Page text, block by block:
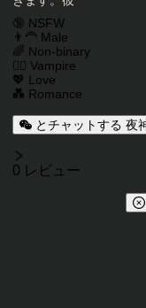
キャラクタータ
🔞 NSFW
👨‍🦰 Male
🌈 Non-binary
🧛‍♂️ Vampire
💖 Love
💑 Romance
とチャットする 夜
レビュー
0 レビュー